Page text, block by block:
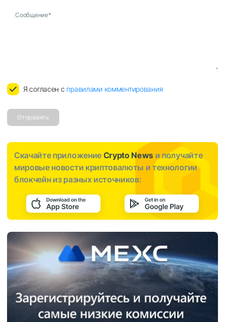
Сообщение*
Я согласен с правилами комментирования
Отправить
Скачайте приложение Crypto News и получайте
мировые новости криптовалюты и технологии
блокчейн из разных источников: